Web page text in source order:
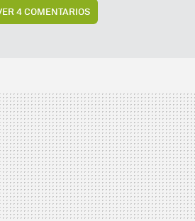
4 COMENTARIOS